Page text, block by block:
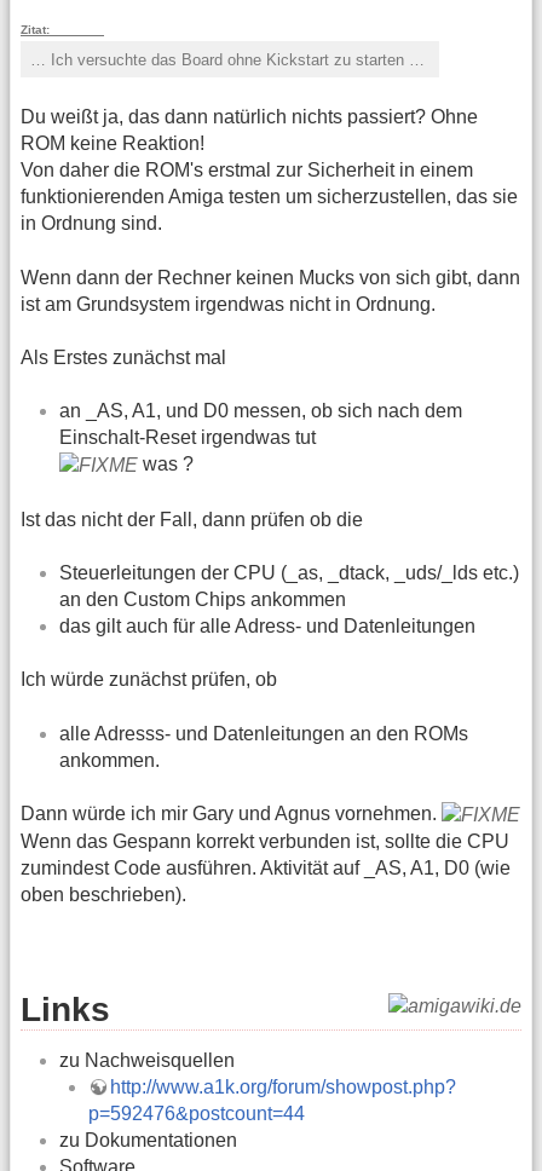
Zitat:
… Ich versuchte das Board ohne Kickstart zu starten …
Du weißt ja, das dann natürlich nichts passiert? Ohne
ROM keine Reaktion!
Von daher die ROM's erstmal zur Sicherheit in einem
funktionierenden Amiga testen um sicherzustellen, das sie
in Ordnung sind.
Wenn dann der Rechner keinen Mucks von sich gibt, dann
ist am Grundsystem irgendwas nicht in Ordnung.
Als Erstes zunächst mal
an _AS, A1, und D0 messen, ob sich nach dem
Einschalt-Reset irgendwas tut
was ?
Ist das nicht der Fall, dann prüfen ob die
Steuerleitungen der CPU (_as, _dtack, _uds/_lds etc.)
an den Custom Chips ankommen
das gilt auch für alle Adress- und Datenleitungen
Ich würde zunächst prüfen, ob
alle Adresss- und Datenleitungen an den ROMs
ankommen.
Dann würde ich mir Gary und Agnus vornehmen.
Wenn das Gespann korrekt verbunden ist, sollte die CPU
zumindest Code ausführen. Aktivität auf _AS, A1, D0 (wie
oben beschrieben).
Links
zu Nachweisquellen
http://www.a1k.org/forum/showpost.php?
p=592476&postcount=44
zu Dokumentationen
Software